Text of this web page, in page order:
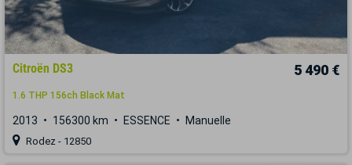
Citroën DS3 5 490 €
1.6 THP 156ch Black Mat
2013 156300 km ESSENCE Manuelle
Rodez - 12850